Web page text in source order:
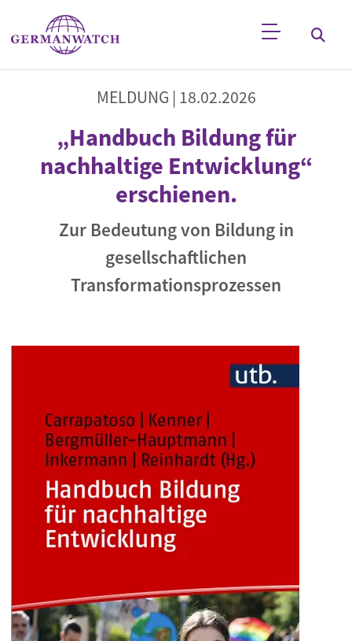
Direkt zum Inhalt
StichwortsucheMELDUNG | 18.02.2026
„Handbuch Bildung für
nachhaltige Entwicklung“
erschienen.
Zur Bedeutung von Bildung in
gesellschaftlichen
Transformationsprozessen